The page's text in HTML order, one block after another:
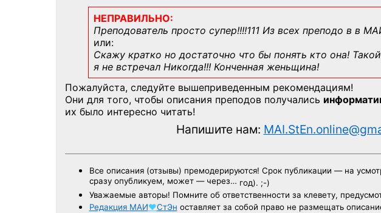
НЕПРАВИЛЬНО:
Преподователь просто супер!!!!111 Из всех преподо в в
или:
Скажу кратко но достаточно что бы понять кто она!
я не встречал Никогда!!! Конченная женьщина!
Пожалуйста, следуйте вышеприведенным рекомендациям!
Они для того, чтобы описания преподов получались
их было интересно читать!
Напишите нам:
Все описания (отзывы) премодерируются! Срок публикации — на
сразу опубликуем, может — через… год). ;-)
Уважаемые авторы! Помните об ответственности за клевету,
Редакция МАИ♥СтЭн оставляет за собой право не размещать